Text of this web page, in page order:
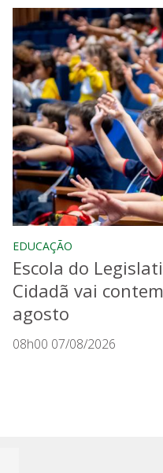
EDUCAÇÃO
Escola do
Cidadã vai
agosto
08h00 07/08/2026